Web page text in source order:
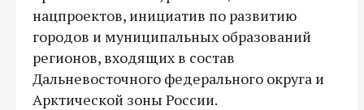
нацпроектов, инициатив по развитию
городов и муниципальных образований
регионов, входящих в состав
Дальневосточного федерального округа и
Арктической зоны России.